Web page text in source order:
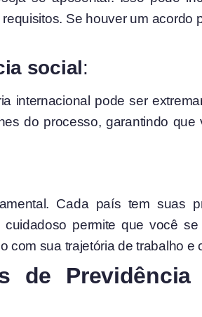
Se houver um acordo
social:
internacional pode ser
do processo, garantindo
Cada país tem suas
permite que você
sua trajetória de trabalho e
de